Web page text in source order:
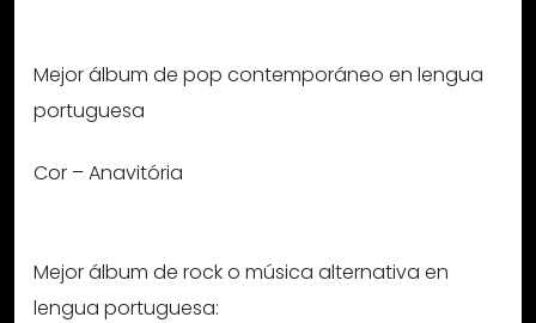
Mejor álbum de pop contemporáneo en lengua
portuguesa
Cor – Anavitória
Mejor álbum de rock o música alternativa en
lengua portuguesa: